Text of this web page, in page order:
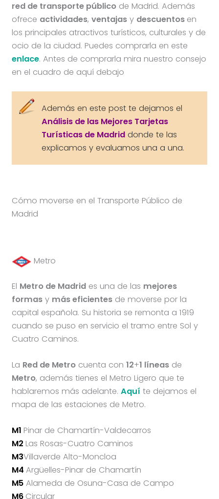
red de transporte públicode Madrid. Además
ofrece actividades, ventajasy descuentos en
los principales atractivos turísticos, culturales y de
ocio de la ciudad. Puedes comprarla en este
enlace. Antes de comprarla mira nuestro consejo
en el cuadro de aquí debajo
Además en este post te dejamos el
Análisis de las Mejores Tarjetas
Turísticas de Madriddonde te las
explicamos y evaluamos una a una.
Cómo moverse en el Transporte Público de
Madrid
Metro
El Metro de Madrides una de las mejores
formasy más eficientesde moverse por la
capital española. Su historia se remonta a 1919
cuando se puso en servicio el tramo entre Sol y
Cuatro Caminos.
La Red de Metrocuenta con 12+1 líneasde
Metro, además tienes el Metro Ligero que te
hablaremos más adelante. Aquí te dejamos el
mapa de las estaciones de Metro.
M1 Pinar de Chamartín-Valdecarros
M2 Las Rosas-Cuatro Caminos
M3Villaverde Alto-Moncloa
M4 Argüelles-Pinar de Chamartín
M5Alameda de Osuna-Casa de Campo
M6 Circular